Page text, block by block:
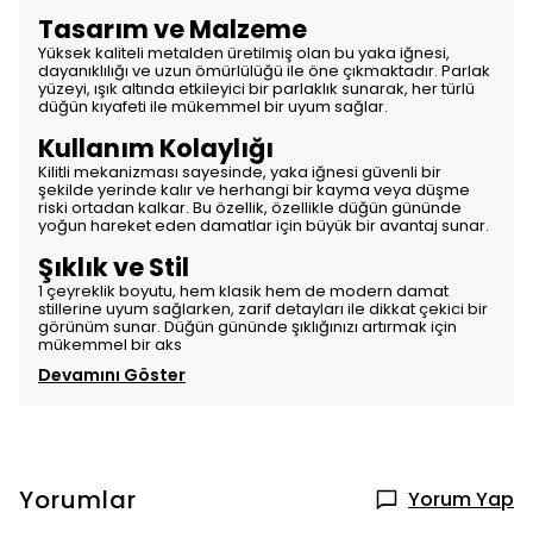
Tasarım ve Malzeme
Yüksek kaliteli metalden üretilmiş olan bu yaka iğnesi,
dayanıklılığı ve uzun ömürlülüğü ile öne çıkmaktadır. Parlak
yüzeyi, ışık altında etkileyici bir parlaklık sunarak, her türlü
düğün kıyafeti ile mükemmel bir uyum sağlar.
Kullanım Kolaylığı
Kilitli mekanizması sayesinde, yaka iğnesi güvenli bir
şekilde yerinde kalır ve herhangi bir kayma veya düşme
riski ortadan kalkar. Bu özellik, özellikle düğün gününde
yoğun hareket eden damatlar için büyük bir avantaj sunar.
Şıklık ve Stil
1 çeyreklik boyutu, hem klasik hem de modern damat
stillerine uyum sağlarken, zarif detayları ile dikkat çekici bir
görünüm sunar. Düğün gününde şıklığınızı artırmak için
mükemmel bir aks
Devamını Göster
Yorumlar Yorum Yap